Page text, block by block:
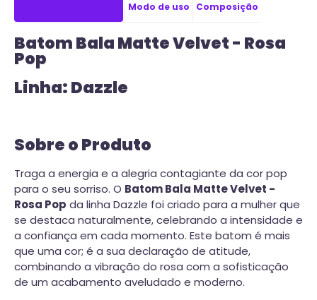
Modo de uso Composição
Batom Bala Matte Velvet - Rosa
Pop
Linha: Dazzle
Sobre o Produto
Traga a energia e a alegria contagiante da cor pop
para o seu sorriso. O Batom Bala Matte Velvet -
Rosa Pop da linha Dazzle foi criado para a mulher que
se destaca naturalmente, celebrando a intensidade e
a confiança em cada momento. Este batom é mais
que uma cor; é a sua declaração de atitude,
combinando a vibração do rosa com a sofisticação
de um acabamento aveludado e moderno.